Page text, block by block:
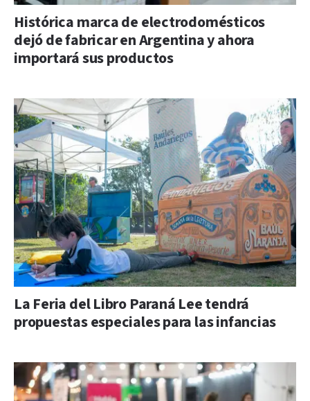
Histórica marca de electrodomésticos
dejó de fabricar en Argentina y ahora
importará sus productos
La Feria del Libro Paraná Lee tendrá
propuestas especiales para las infancias